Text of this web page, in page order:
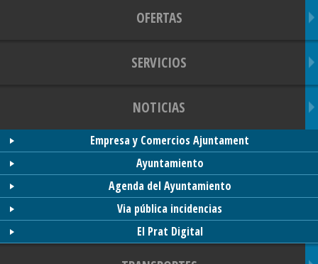
OFERTAS
SERVICIOS
NOTICIAS
Empresa y Comercios Ajuntament
Ayuntamiento
Agenda del Ayuntamiento
Via pública incidencias
El Prat Digital